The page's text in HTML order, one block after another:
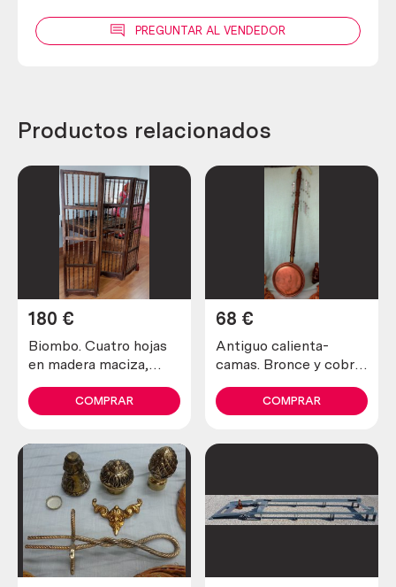
PREGUNTAR AL VENDEDOR
Productos relacionados
Biombo. Cuatro hojas
en madera maciza,
180 €
COMPRAR
Antiguo calienta-
camas. Bronce y cobre.
Brass and copper
68 €
COMPRAR